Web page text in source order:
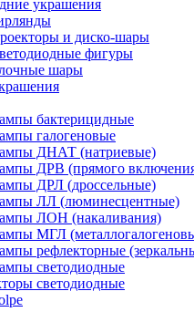
украшения
и диско-шары
фигуры
шары
бактерицидные
галогеновые
ДНАТ (натриевые)
ДРВ (прямого
ДРЛ (дроссельные)
ЛЛ (люминесцентные)
ЛОН (накаливания)
МГЛ
рефлекторные
светодиодные
светодиодные